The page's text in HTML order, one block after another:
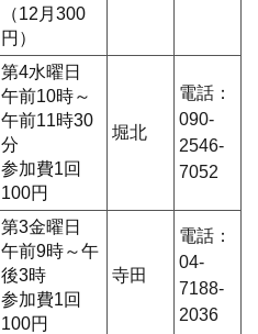
（12月300
円）
第4水曜日
午前10時～
午前11時30
分
参加費1回
100円
堀北
電話：
090-
2546-
7052
第3金曜日
午前9時～午
後3時
参加費1回
100円
寺田
電話：
04-
7188-
2036